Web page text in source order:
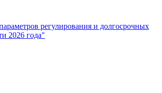
регулирования и долгосрочных
2026 года"